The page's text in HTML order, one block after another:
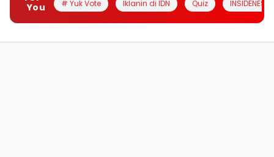
You
# Yuk Vote Iklanin di IDN Quiz INSIDENESIA